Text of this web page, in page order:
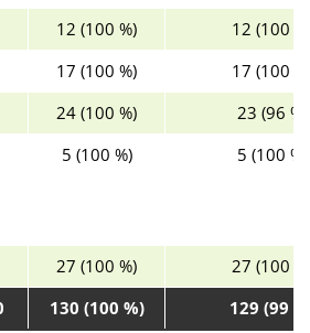
12 (100 %)
12 (100
17 (100 %)
17 (100
24 (100 %)
23 (96 %)
5 (100 %) 5 (100 %)
27 (100 %)
27 (100
130 (100 %) 129 (99